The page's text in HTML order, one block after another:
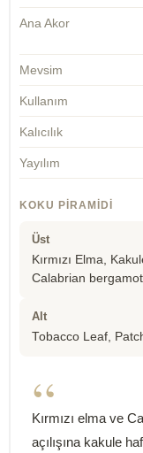
Ana Akor
Mevsim
Kullanım
Kalıcılık
Yayılım
KOKU PIRAMIDI
Üst
Kırmızı Elma,
Calabrian bergamot
Alt
Tobacco Leaf,
“
Kırmızı elma ve
açılışına kakule